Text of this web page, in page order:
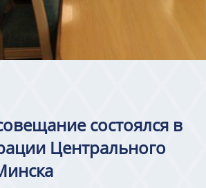
состоялся в
Центрального